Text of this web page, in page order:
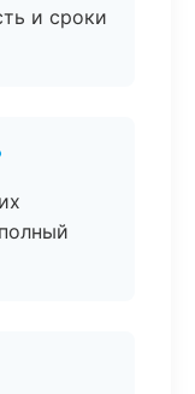
и сроки